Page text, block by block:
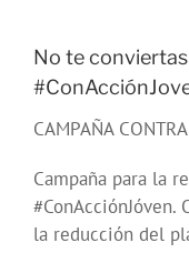
No te
CAMPAÑA
Campaña para la
#ConAcciónJóven.
la reducción del